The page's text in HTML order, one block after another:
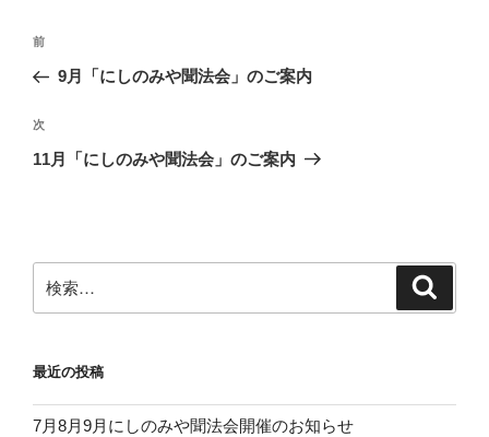
投
ナ
ビ
ゲ
ン
前
の
稿
前
9月「にしのみや聞法会」のご案内
次
の
次
11月「にしのみや聞法会」のご案内
索:
最近の投稿
7月8月9月にしのみや聞法会開催のお知らせ